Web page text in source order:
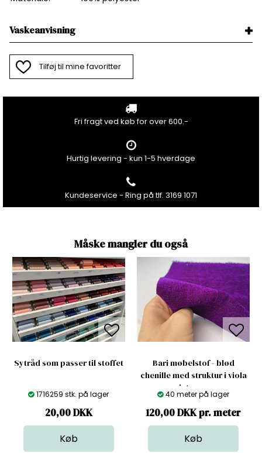
Vaskeanvisning
Tilføj til mine favoritter
Fri fragt ved køb for over 600.-
Hurtig levering - kun 1-5 hverdage
Kundeservice - Ring på tlf. 3169 1071
Måske mangler du også
Sytråd som passer til stoffet
1716259 stk. på lager
20,00DKK
Bari møbelstof - blød
chenille med struktur i viola
intenso
40 meter på lager
120,00 DKK pr. meter